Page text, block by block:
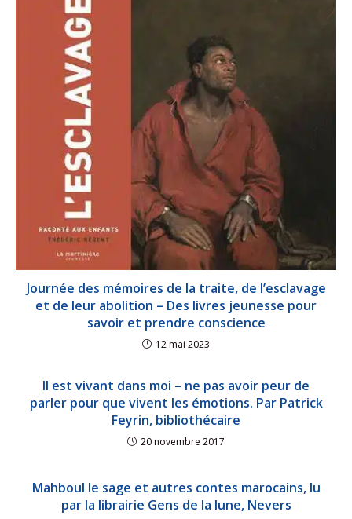
Journée des mémoires de la traite, de l’esclavage
et de leur abolition – Des livres jeunesse pour
savoir et prendre conscience
12 mai 2023
Il est vivant dans moi – ne pas avoir peur de
parler pour que vivent les émotions. Par Patrick
Feyrin, bibliothécaire
20 novembre 2017
Mahboul le sage et autres contes marocains, lu
par la librairie Gens de la lune, Nevers